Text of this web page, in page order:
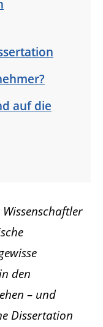
auf die
den
– und
Dissertation